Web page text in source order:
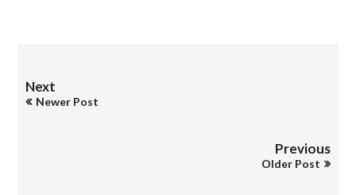
Next
Newer Post
Previous
Older Post